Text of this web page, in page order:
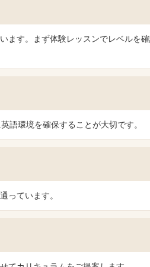
ます。まず体験レッスンでレベルを
語環境を確保することが大切です。
っています。